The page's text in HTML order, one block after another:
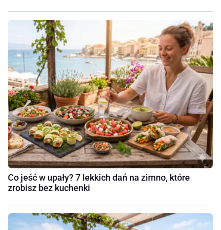
Co jeść w upały? 7 lekkich dań na zimno, które
zrobisz bez kuchenki